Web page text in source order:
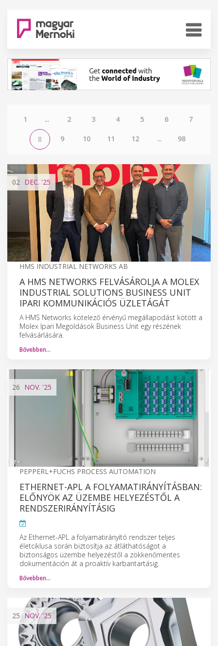
1 ... 2 3 4 5 6 7
8 9 10 11 12 ... 98
02 DEC. '25
HMS INDUSTRIAL NETWORKS AB
A HMS NETWORKS FELVÁSÁROLJA A MOLEX
INDUSTRIAL SOLUTIONS BUSINESS UNIT
IPARI KOMMUNIKÁCIÓS ÜZLETÁGÁT
A HMS Networks kötelező érvényű megállapodást kötött a
Molex Ipari Megoldások Business Unit egy részének
felvásárlására.
Bővebben…
26 NOV. '25
PEPPERL+FUCHS PROCESS AUTOMATION
ETHERNET-APL A FOLYAMATIRÁNYÍTÁSBAN:
ELŐNYÖK AZ ÜZEMBE HELYEZÉSTŐL A
RENDSZERIRÁNYÍTÁSIG
Az Ethernet-APL a folyamatirányító rendszer teljes
életciklusa során biztosítja az átláthatóságot a
biztonságos üzembe helyezéstől a zökkenőmentes
dokumentáción át a proaktív karbantartásig.
Bővebben…
25 NOV.'25